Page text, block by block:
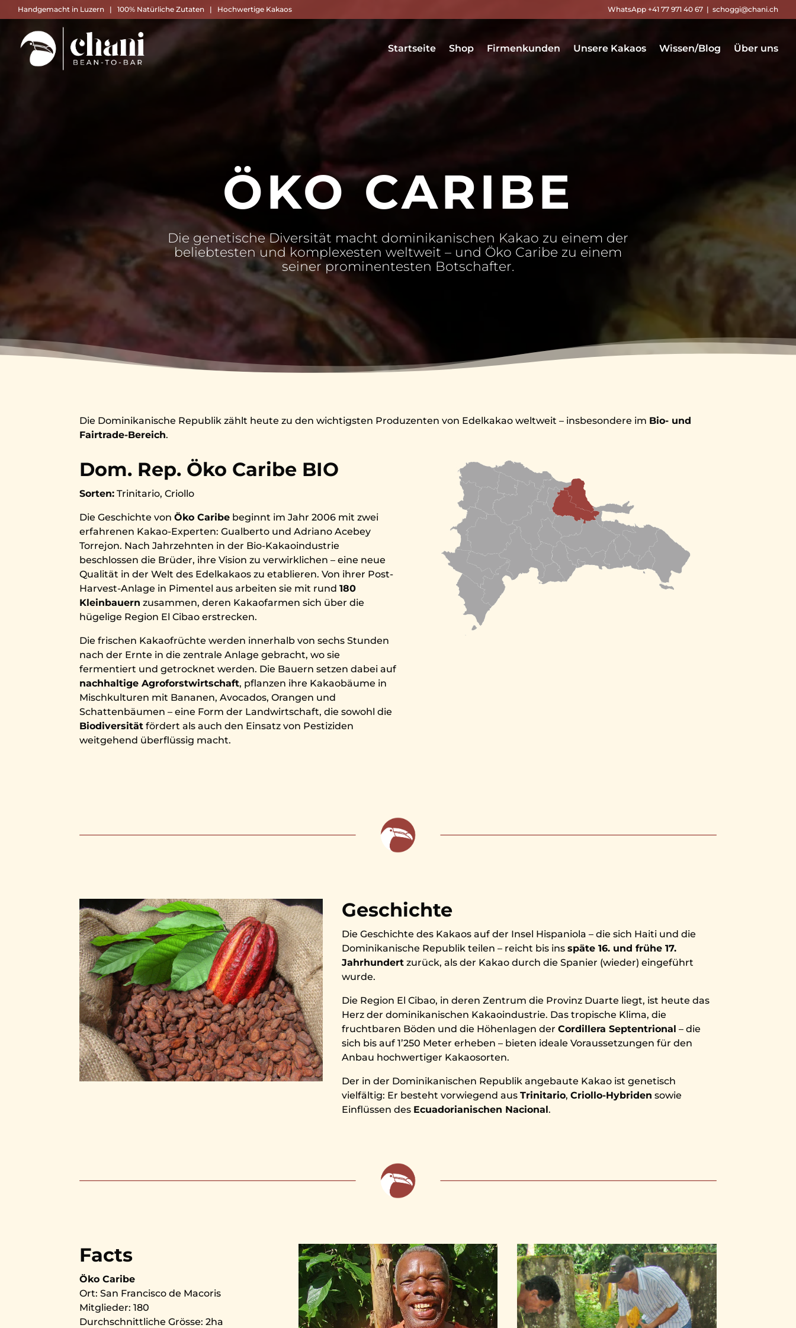
Handgemacht in Luzern | 100% Natürliche Zutaten | Hochwertige Kakaos WhatsApp +41 77 971 40 67| schoggi@chani.ch
Startseite Shop Firmenkunden Unsere Kakaos Wissen/Blog Über uns
ÖKO CARIBE
Die genetische Diversität macht dominikanischen Kakao zu einem der
beliebtesten und komplexesten weltweit – und Öko Caribe zu einem
seiner prominentesten Botschafter.
Die Dominikanische Republik zählt heute zu den wichtigsten Produzenten von Edelkakao weltweit – insbesondere im Bio- und
Fairtrade-Bereich.
Dom. Rep. Öko Caribe BIO
Sorten: Trinitario, Criollo
Die Geschichte vonÖko Caribe beginnt im Jahr 2006 mit zwei
erfahrenen Kakao-Experten: Gualberto und Adriano Acebey
Torrejon. Nach Jahrzehnten in der Bio-Kakaoindustrie
beschlossen die Brüder, ihre Vision zu verwirklichen – eine neue
Qualität in der Welt des Edelkakaos zu etablieren. Von ihrer Post-
Harvest-Anlage in Pimentel aus arbeiten sie mit rund180
Kleinbauern zusammen, deren Kakaofarmen sich über die
hügelige Region El Cibao erstrecken.
Die frischen Kakaofrüchte werden innerhalb von sechs Stunden
nach der Ernte in die zentrale Anlage gebracht, wo sie
fermentiert und getrocknet werden. Die Bauern setzen dabei auf
nachhaltige Agroforstwirtschaft, pflanzen ihre Kakaobäume in
Mischkulturen mit Bananen, Avocados, Orangen und
Schattenbäumen – eine Form der Landwirtschaft, die sowohl die
Biodiversität fördert als auch den Einsatz von Pestiziden
weitgehend überflüssig macht.
Geschichte
Die Geschichte des Kakaos auf der Insel Hispaniola – die sich Haiti und die
Dominikanische Republik teilen – reicht bis insspäte 16. und frühe 17.
Jahrhundert zurück, als der Kakao durch die Spanier (wieder) eingeführt
wurde.
Die Region El Cibao, in deren Zentrum die Provinz Duarte liegt, ist heute das
Herz der dominikanischen Kakaoindustrie. Das tropische Klima, die
fruchtbaren Böden und die Höhenlagen derCordillera Septentrional – die
sich bis auf 1’250 Meter erheben – bieten ideale Voraussetzungen für den
Anbau hochwertiger Kakaosorten.
Der in der Dominikanischen Republik angebaute Kakao ist genetisch
vielfältig: Er besteht vorwiegend ausTrinitario,Criollo-Hybriden sowie
Einflüssen des Ecuadorianischen Nacional.
Facts
Öko Caribe
Ort: San Francisco de Macoris
Mitglieder: 180
Durchschnittliche Grösse: 2ha